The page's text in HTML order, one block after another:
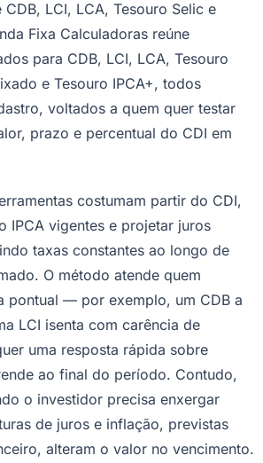
LCI, LCA, Tesouro Selic e
Fixa Calculadoras reúne
para CDB, LCI, LCA, Tesouro
e Tesouro IPCA+, todos
voltados a quem quer testar
prazo e percentual do CDI em
costumam partir do CDI,
IPCA vigentes e projetar juros
taxas constantes ao longo de
O método atende quem
pontual — por exemplo, um CDB a
LCI isenta com carência de
uma resposta rápida sobre
ao final do período. Contudo,
o investidor precisa enxergar
de juros e inflação, previstas
alteram o valor no vencimento.